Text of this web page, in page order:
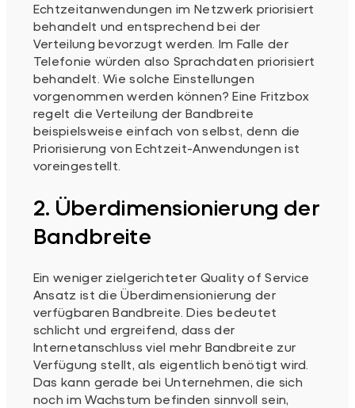
Echtzeitanwendungen im Netzwerk priorisiert
behandelt und entsprechend bei der
Verteilung bevorzugt werden. Im Falle der
Telefonie würden also Sprachdaten priorisiert
behandelt. Wie solche Einstellungen
vorgenommen werden können? Eine Fritzbox
regelt die Verteilung der Bandbreite
beispielsweise einfach von selbst, denn die
Priorisierung von Echtzeit-Anwendungen ist
voreingestellt.
2. Überdimensionierung der
Bandbreite
Ein weniger zielgerichteter Quality of Service
Ansatz ist die Überdimensionierung der
verfügbaren Bandbreite. Dies bedeutet
schlicht und ergreifend, dass der
Internetanschluss viel mehr Bandbreite zur
Verfügung stellt, als eigentlich benötigt wird.
Das kann gerade bei Unternehmen, die sich
noch im Wachstum befinden sinnvoll sein,